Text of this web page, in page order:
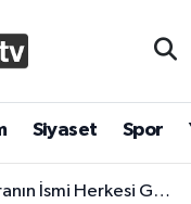
Siyaset Spor
Tercih Edilen Ad 'Pijamalı' Oldu!